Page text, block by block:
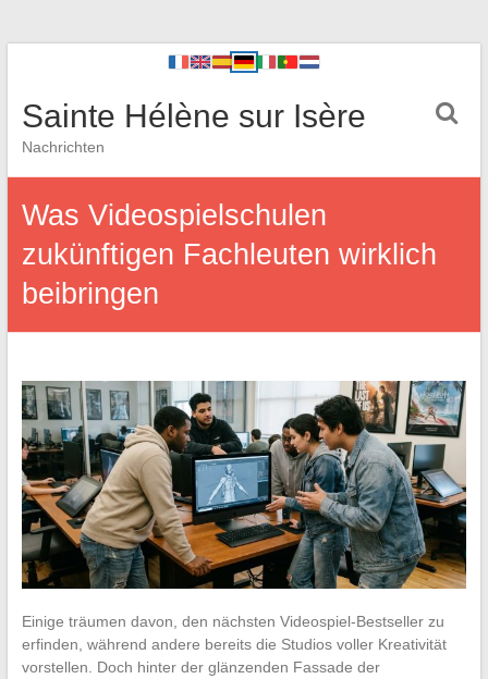
Sainte Hélène sur Isère
Nachrichten
Was Videospielschulen
zukünftigen Fachleuten wirklich
beibringen
Einige träumen davon, den nächsten Videospiel-Bestseller zu
erfinden, während andere bereits die Studios voller Kreativität
vorstellen. Doch hinter der glänzenden Fassade der